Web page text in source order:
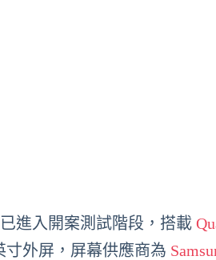
進入開案測試階段，搭載
寸外屏，屏幕供應商為